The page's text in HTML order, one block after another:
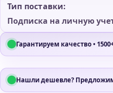
Тип поставки:
Подписка на личную
Гарантируем качество •
Нашли дешевле?